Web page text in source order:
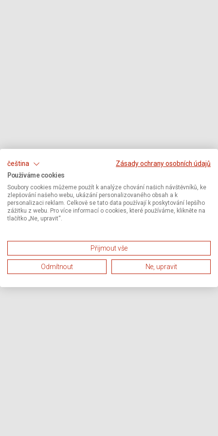
čeština
Zásady ochrany osobních údajů
Používáme cookies
Soubory cookies můžeme použít k analýze chování našich návštěvníků, ke
zlepšování našeho webu, ukázání personalizovaného obsah a k
personalizaci reklam. Celkově se tato data používají k poskytování lepšího
zážitku z webu. Pro více informací o cookies, které používáme, klikněte na
tlačítko „Ne, upravit“.
Přijmout vše
Odmítnout Ne, upravit